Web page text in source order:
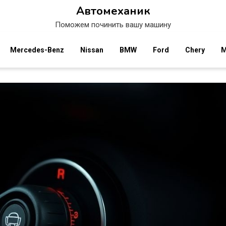
Автомеханик
Поможем починить вашу машину
Mercedes-Benz Nissan BMW Ford Chery